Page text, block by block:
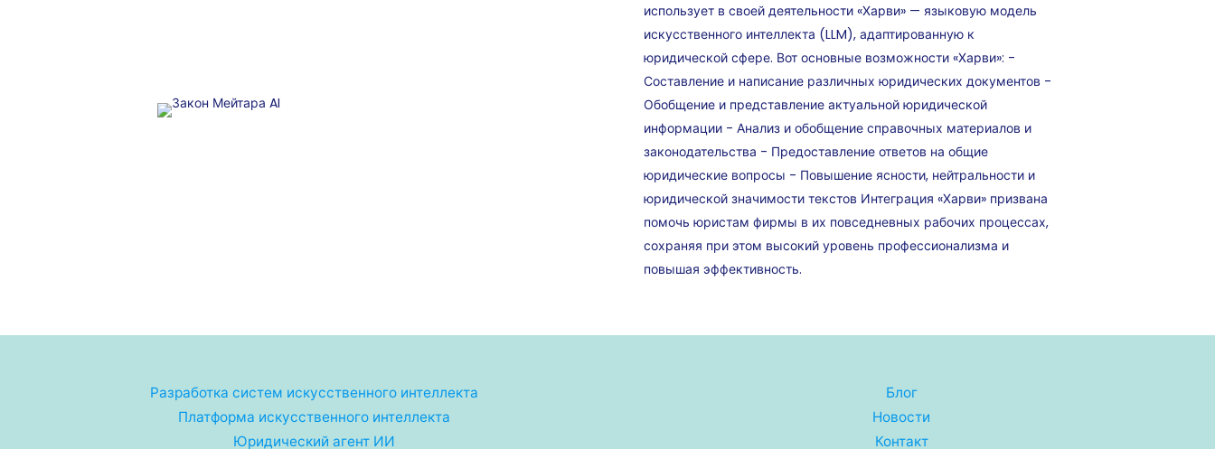
использует в своей деятельности «Харви» — языковую модель
искусственного интеллекта (LLM), адаптированную к
юридической сфере. Вот основные возможности «Харви»: -
Составление и написание различных юридических документов -
Обобщение и представление актуальной юридической
информации - Анализ и обобщение справочных материалов и
законодательства - Предоставление ответов на общие
юридические вопросы - Повышение ясности, нейтральности и
юридической значимости текстов Интеграция «Харви» призвана
помочь юристам фирмы в их повседневных рабочих процессах,
сохраняя при этом высокий уровень профессионализма и
повышая эффективность.
Разработка систем искусственного интеллекта
Платформа искусственного интеллекта
Юридический агент ИИ
Блог
Новости
Контакт